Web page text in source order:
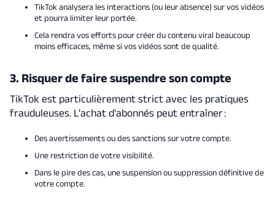
TikTok analysera les interactions (ou leur absence) sur vos vidéos
et pourra limiter leur portée.
Cela rendra vos efforts pour créer du contenu viral beaucoup
moins efficaces, même si vos vidéos sont de qualité.
3. Risquer de faire suspendre son compte
TikTok est particulièrement strict avec les pratiques
frauduleuses. L'achat d'abonnés peut entraîner :
Des avertissements ou des sanctions sur votre compte.
Une restriction de votre visibilité.
Dans le pire des cas, une suspension ou suppression définitive de
votre compte.